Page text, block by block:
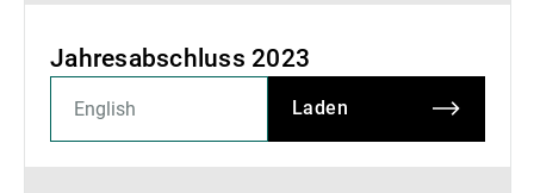
Jahresabschluss 2023
Laden